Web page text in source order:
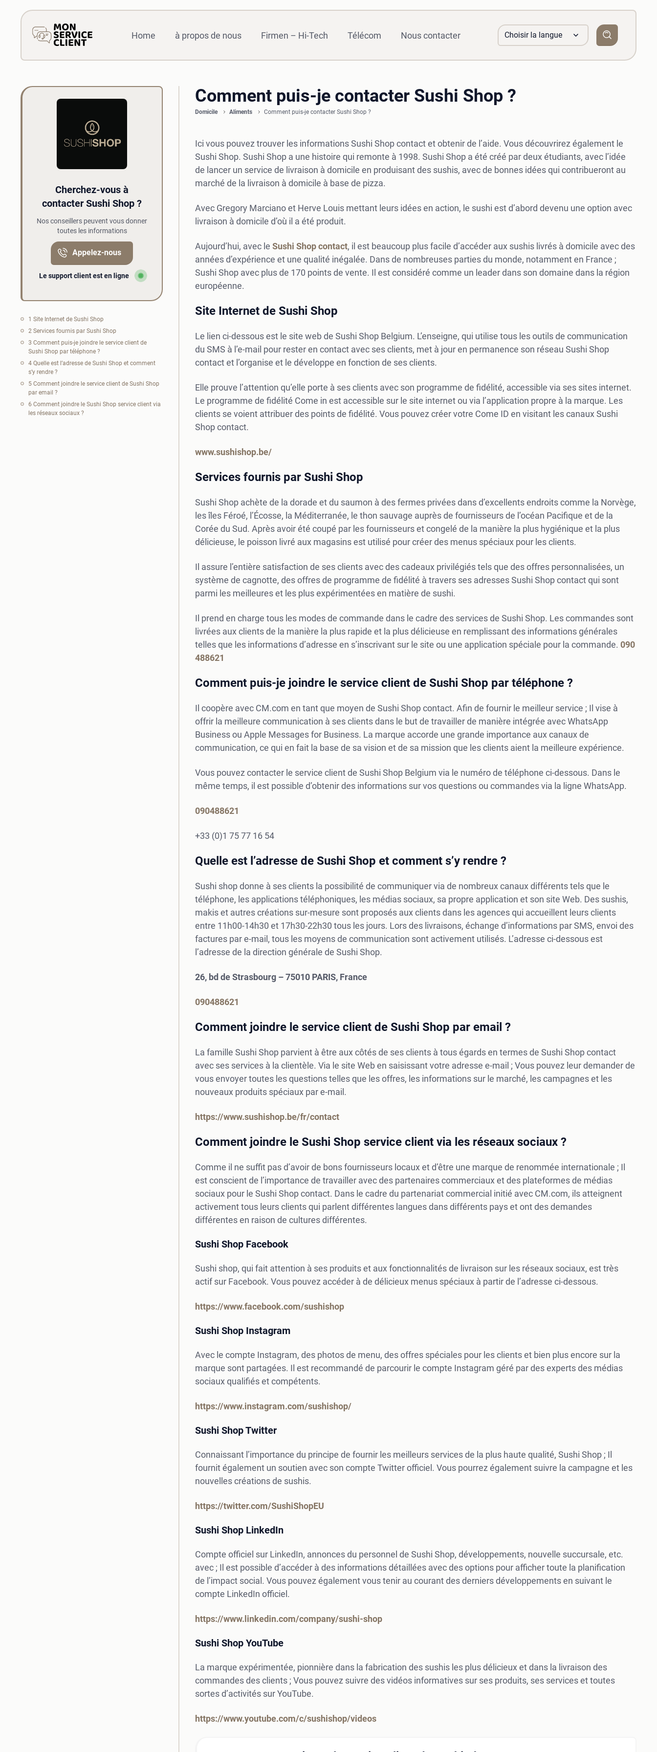
Home à propos de nous Firmen – Hi-Tech Télécom Nous contacter
Choisir la langue
Cherchez-vous à
contacter Sushi Shop ?
Nos conseillers peuvent vous donner
toutes les informations
Appelez-nous
Le support client est en ligne
1 Site Internet de Sushi Shop
2 Services fournis par Sushi Shop
3 Comment puis-je joindre le service client de
Sushi Shop par téléphone ?
4 Quelle est l’adresse de Sushi Shop et comment
s’y rendre ?
5 Comment joindre le service client de Sushi Shop
par email ?
6 Comment joindre le Sushi Shop service client via
les réseaux sociaux ?
Comment puis-je contacter Sushi Shop ?
Domicile Aliments Comment puis-je contacter Sushi Shop ?
Ici vous pouvez trouver les informations Sushi Shop contact et obtenir de l’aide. Vous découvrirez également le
Sushi Shop. Sushi Shop a une histoire qui remonte à 1998. Sushi Shop a été créé par deux étudiants, avec l’idée
de lancer un service de livraison à domicile en produisant des sushis, avec de bonnes idées qui contribueront au
marché de la livraison à domicile à base de pizza.
Avec Gregory Marciano et Herve Louis mettant leurs idées en action, le sushi est d’abord devenu une option avec
livraison à domicile d’où il a été produit.
Aujourd’hui, avec le Sushi Shop contact, il est beaucoup plus facile d’accéder aux sushis livrés à domicile avec des
années d’expérience et une qualité inégalée. Dans de nombreuses parties du monde, notamment en France ;
Sushi Shop avec plus de 170 points de vente. Il est considéré comme un leader dans son domaine dans la région
européenne.
Site Internet de Sushi Shop
Le lien ci-dessous est le site web de Sushi Shop Belgium. L’enseigne, qui utilise tous les outils de communication
du SMS à l’e-mail pour rester en contact avec ses clients, met à jour en permanence son réseau Sushi Shop
contact et l’organise et le développe en fonction de ses clients.
Elle prouve l’attention qu’elle porte à ses clients avec son programme de fidélité, accessible via ses sites internet.
Le programme de fidélité Come in est accessible sur le site internet ou via l’application propre à la marque. Les
clients se voient attribuer des points de fidélité. Vous pouvez créer votre Come ID en visitant les canaux Sushi
Shop contact.
www.sushishop.be/
Services fournis par Sushi Shop
Sushi Shop achète de la dorade et du saumon à des fermes privées dans d’excellents endroits comme la Norvège,
les îles Féroé, l’Écosse, la Méditerranée, le thon sauvage auprès de fournisseurs de l’océan Pacifique et de la
Corée du Sud. Après avoir été coupé par les fournisseurs et congelé de la manière la plus hygiénique et la plus
délicieuse, le poisson livré aux magasins est utilisé pour créer des menus spéciaux pour les clients.
Il assure l’entière satisfaction de ses clients avec des cadeaux privilégiés tels que des offres personnalisées, un
système de cagnotte, des offres de programme de fidélité à travers ses adresses Sushi Shop contact qui sont
parmi les meilleures et les plus expérimentées en matière de sushi.
Il prend en charge tous les modes de commande dans le cadre des services de Sushi Shop. Les commandes sont
livrées aux clients de la manière la plus rapide et la plus délicieuse en remplissant des informations générales
telles que les informations d’adresse en s’inscrivant sur le site ou une application spéciale pour la commande. 090
488621
Comment puis-je joindre le service client de Sushi Shop par téléphone ?
Il coopère avec CM.com en tant que moyen de Sushi Shop contact. Afin de fournir le meilleur service ; Il vise à
offrir la meilleure communication à ses clients dans le but de travailler de manière intégrée avec WhatsApp
Business ou Apple Messages for Business. La marque accorde une grande importance aux canaux de
communication, ce qui en fait la base de sa vision et de sa mission que les clients aient la meilleure expérience.
Vous pouvez contacter le service client de Sushi Shop Belgium via le numéro de téléphone ci-dessous. Dans le
même temps, il est possible d’obtenir des informations sur vos questions ou commandes via la ligne WhatsApp.
090488621
+33 (0)1 75 77 16 54
Quelle est l’adresse de Sushi Shop et comment s’y rendre ?
Sushi shop donne à ses clients la possibilité de communiquer via de nombreux canaux différents tels que le
téléphone, les applications téléphoniques, les médias sociaux, sa propre application et son site Web. Des sushis,
makis et autres créations sur-mesure sont proposés aux clients dans les agences qui accueillent leurs clients
entre 11h00-14h30 et 17h30-22h30 tous les jours. Lors des livraisons, échange d’informations par SMS, envoi des
factures par e-mail, tous les moyens de communication sont activement utilisés. L’adresse ci-dessous est
l’adresse de la direction générale de Sushi Shop.
26, bd de Strasbourg – 75010 PARIS, France
090488621
Comment joindre le service client de Sushi Shop par email ?
La famille Sushi Shop parvient à être aux côtés de ses clients à tous égards en termes de Sushi Shop contact
avec ses services à la clientèle. Via le site Web en saisissant votre adresse e-mail ; Vous pouvez leur demander de
vous envoyer toutes les questions telles que les offres, les informations sur le marché, les campagnes et les
nouveaux produits spéciaux par e-mail.
https://www.sushishop.be/fr/contact
Comment joindre le Sushi Shop service client via les réseaux sociaux ?
Comme il ne suffit pas d’avoir de bons fournisseurs locaux et d’être une marque de renommée internationale ; Il
est conscient de l’importance de travailler avec des partenaires commerciaux et des plateformes de médias
sociaux pour le Sushi Shop contact. Dans le cadre du partenariat commercial initié avec CM.com, ils atteignent
activement tous leurs clients qui parlent différentes langues dans différents pays et ont des demandes
différentes en raison de cultures différentes.
Sushi Shop Facebook
Sushi shop, qui fait attention à ses produits et aux fonctionnalités de livraison sur les réseaux sociaux, est très
actif sur Facebook. Vous pouvez accéder à de délicieux menus spéciaux à partir de l’adresse ci-dessous.
https://www.facebook.com/sushishop
Sushi Shop Instagram
Avec le compte Instagram, des photos de menu, des offres spéciales pour les clients et bien plus encore sur la
marque sont partagées. Il est recommandé de parcourir le compte Instagram géré par des experts des médias
sociaux qualifiés et compétents.
https://www.instagram.com/sushishop/
Sushi Shop Twitter
Connaissant l’importance du principe de fournir les meilleurs services de la plus haute qualité, Sushi Shop ; Il
fournit également un soutien avec son compte Twitter officiel. Vous pourrez également suivre la campagne et les
nouvelles créations de sushis.
https://twitter.com/SushiShopEU
Sushi Shop LinkedIn
Compte officiel sur LinkedIn, annonces du personnel de Sushi Shop, développements, nouvelle succursale, etc.
avec ; Il est possible d’accéder à des informations détaillées avec des options pour afficher toute la planification
de l’impact social. Vous pouvez également vous tenir au courant des derniers développements en suivant le
compte LinkedIn officiel.
https://www.linkedin.com/company/sushi-shop
Sushi Shop YouTube
La marque expérimentée, pionnière dans la fabrication des sushis les plus délicieux et dans la livraison des
commandes des clients ; Vous pouvez suivre des vidéos informatives sur ses produits, ses services et toutes
sortes d’activités sur YouTube.
https://www.youtube.com/c/sushishop/videos